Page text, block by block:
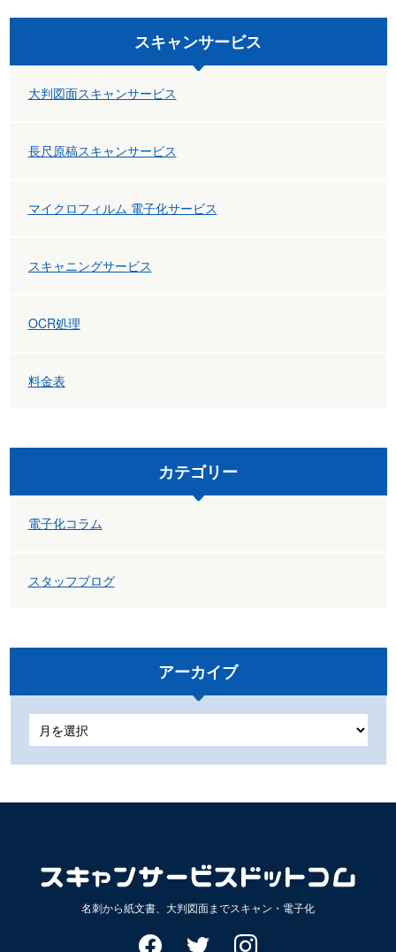
ー
ョ
ン
スキャンサービス
大判図面スキャンサービス
長尺原稿スキャンサービス
マイクロフィルム 電子化サービス
スキャニングサービス
OCR処理
料金表
カテゴリー
電子化コラム
スタッフブログ
アーカイブ
ー
名刺から紙文書、大判図面までスキャン・電子化